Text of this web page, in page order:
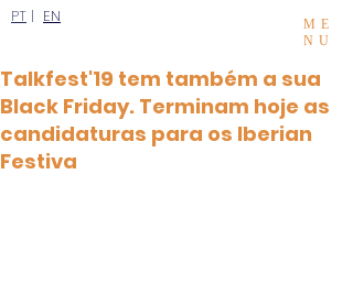
PT | EN
ME
NU
Talkfest'19 tem também a sua
Black Friday. Terminam hoje as
candidaturas para os Iberian
Festiva